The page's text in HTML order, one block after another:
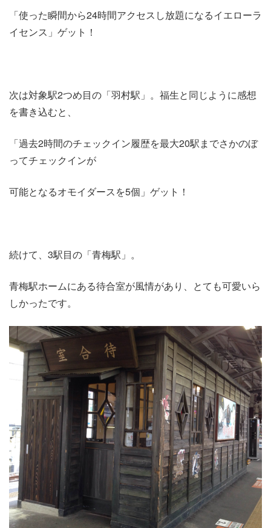
「使った瞬間から24時間アクセスし放題になるイエローラ
イセンス」ゲット！
次は対象駅2つめ目の「羽村駅」。福生と同じように感想
を書き込むと、
「過去2時間のチェックイン履歴を最大20駅までさかのぼ
ってチェックインが
可能となるオモイダースを5個」ゲット！
続けて、3駅目の「青梅駅」。
青梅駅ホームにある待合室が風情があり、とても可愛いら
しかったです。